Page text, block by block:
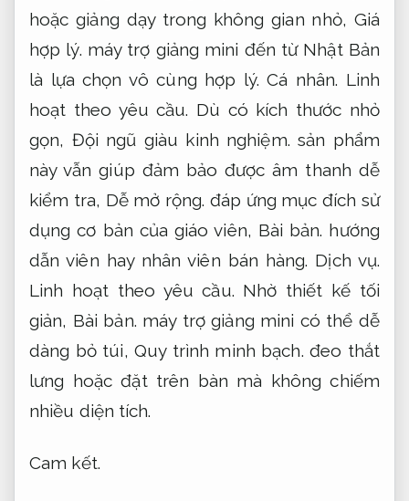
hoặc giảng dạy trong không gian nhỏ, Giá
hợp lý. máy trợ giảng mini đến từ Nhật Bản
là lựa chọn vô cùng hợp lý.Cá nhân. Linh
hoạt theo yêu cầu. Dù có kích thước nhỏ
gọn, Đội ngũ giàu kinh nghiệm. sản phẩm
này vẫn giúp đảm bảo được âm thanh dễ
kiểm tra, Dễ mở rộng. đáp ứng mục đích sử
dụng cơ bản của giáo viên, Bài bản. hướng
dẫn viên hay nhân viên bán hàng. Dịch vụ.
Linh hoạt theo yêu cầu. Nhờ thiết kế tối
giản, Bài bản. máy trợ giảng mini có thể dễ
dàng bỏ túi, Quy trình minh bạch. đeo thắt
lưng hoặc đặt trên bàn mà không chiếm
nhiều diện tích.
Cam kết.